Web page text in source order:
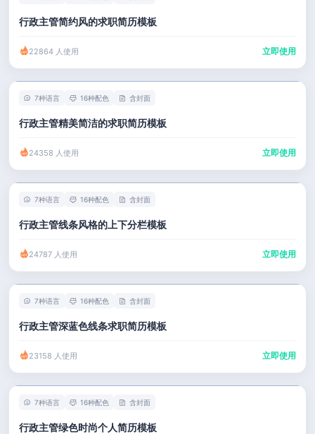
行政主管简约风的求职简历模板
22864 人使用 立即使用
7种语言 16种配色 含封面
行政主管精美简洁的求职简历模板
24358 人使用 立即使用
7种语言 16种配色 含封面
行政主管线条风格的上下分栏模板
24787 人使用 立即使用
7种语言 16种配色 含封面
行政主管深蓝色线条求职简历模板
23158 人使用 立即使用
7种语言 16种配色 含封面
行政主管绿色时尚个人简历模板